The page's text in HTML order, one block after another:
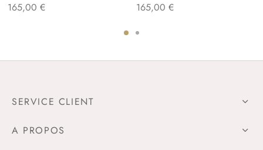
165,00 €
165,00 €
SERVICE CLIENT
A PROPOS